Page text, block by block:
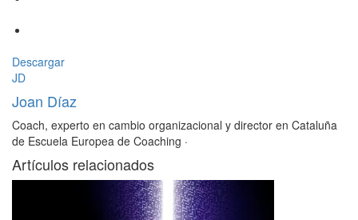
Descargar
JD
Joan Díaz
Coach, experto en cambio organizacional y director en Cataluña
de Escuela Europea de Coaching ·
Artículos relacionados